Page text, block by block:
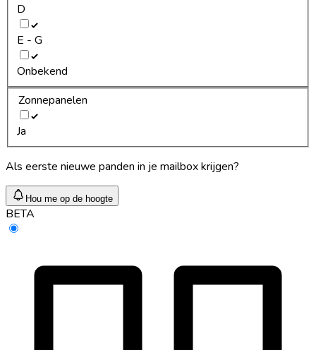
D
E - G
Onbekend
Zonnepanelen
Ja
Als eerste nieuwe panden in je mailbox krijgen?
Hou me op de hoogte
BETA